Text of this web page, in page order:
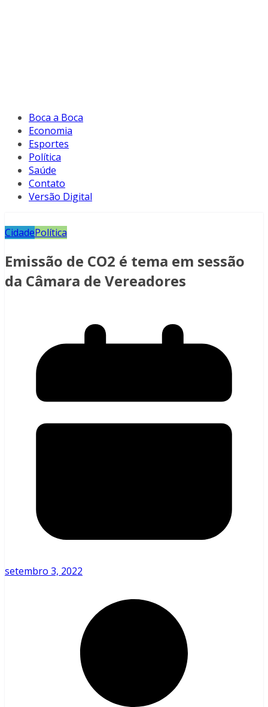
Boca a Boca
Economia
Esportes
Política
Saúde
Contato
Versão Digital
CidadePolítica
Emissão de CO2 é tema em sessão
da Câmara de Vereadores
setembro 3, 2022